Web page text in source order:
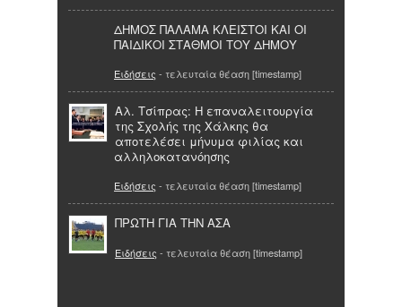
ΔΗΜΟΣ ΠΑΛΑΜΑ ΚΛΕΙΣΤΟΙ ΚΑΙ ΟΙ
ΠΑΙΔΙΚΟΙ ΣΤΑΘΜΟΙ ΤΟΥ ΔΗΜΟΥ
Ειδήσεις - τελευταία θέαση [timestamp]
Αλ. Τσίπρας: Η επαναλειτουργία
της Σχολής της Χάλκης θα
αποτελέσει μήνυμα φιλίας και
αλληλοκατανόησης
Ειδήσεις - τελευταία θέαση [timestamp]
ΠΡΩΤΗ ΓΙΑ ΤΗΝ ΑΣΑ
Ειδήσεις - τελευταία θέαση [timestamp]